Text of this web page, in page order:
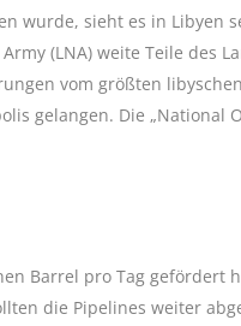
wurde, sieht es in Libyen
(LNA) weite Teile des
vom größten
gelangen. Die „National
Barrel pro Tag gefördert
die Pipelines weiter